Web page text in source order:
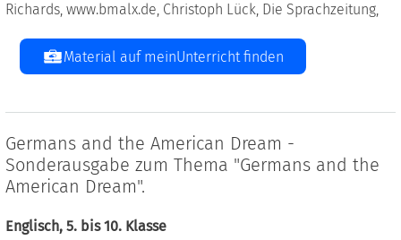
Richards, www.bmalx.de, Christoph Lück, Die Sprachzeitung,
Material auf meinUnterricht finden
Germans and the American Dream -
Sonderausgabe zum Thema "Germans and the
American Dream".
Englisch, 5. bis 10. Klasse